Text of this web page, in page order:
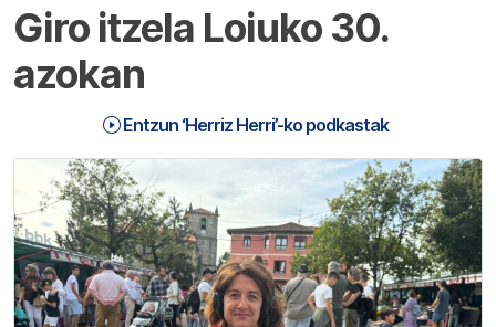
Giro itzela Loiuko 30.
azokan
Entzun ‘Herriz Herri’-ko podkastak